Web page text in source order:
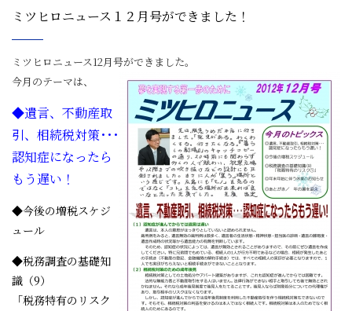
ミツヒロニュース１２月号ができました！
ミツヒロニュース12月号ができました。
今月のテーマは、
◆遺言、不動産取
引、相続税対策･･･
認知症になったら
もう遅い！
◆今後の増税スケジ
ュール
◆税務調査の基礎知
識（9）
「税務特有のリスク